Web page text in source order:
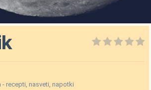
- recepti, nasveti, napotki